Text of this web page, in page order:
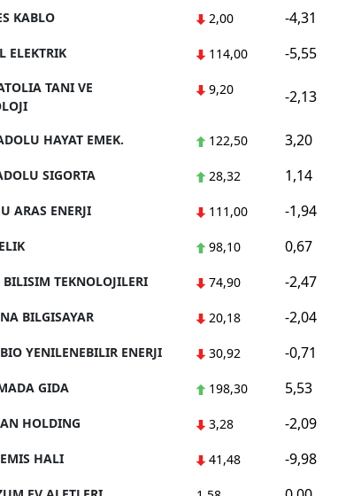
KABLO 2,00 -4,31
ELEKTRIK 114,00 -5,55
TANI VE
9,20 -2,13
HAYAT EMEK. 122,50 3,20
SIGORTA 28,32 1,14
ARAS ENERJI 111,00 -1,94
98,10 0,67
BILISIM TEKNOLOJILERI 74,90 -2,47
BILGISAYAR 20,18 -2,04
YENILENEBILIR ENERJI 30,92 -0,71
GIDA 198,30 5,53
HOLDING 3,28 -2,09
HALI 41,48 -9,98